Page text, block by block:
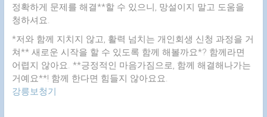
정확하게 문제를 해결**할 수 있으니, 망설이지 말고 도움을
청하셔요.
*저와 함께 지치지 않고, 활력 넘치는 개인회생 신청 과정을 거
쳐** 새로운 시작을 할 수 있도록 함께 해볼까요*? 함께라면
어렵지 않아요. **긍정적인 마음가짐으로, 함께 해결해나가는
거예요**! 함께 한다면 힘들지 않아요요.
강릉보청기